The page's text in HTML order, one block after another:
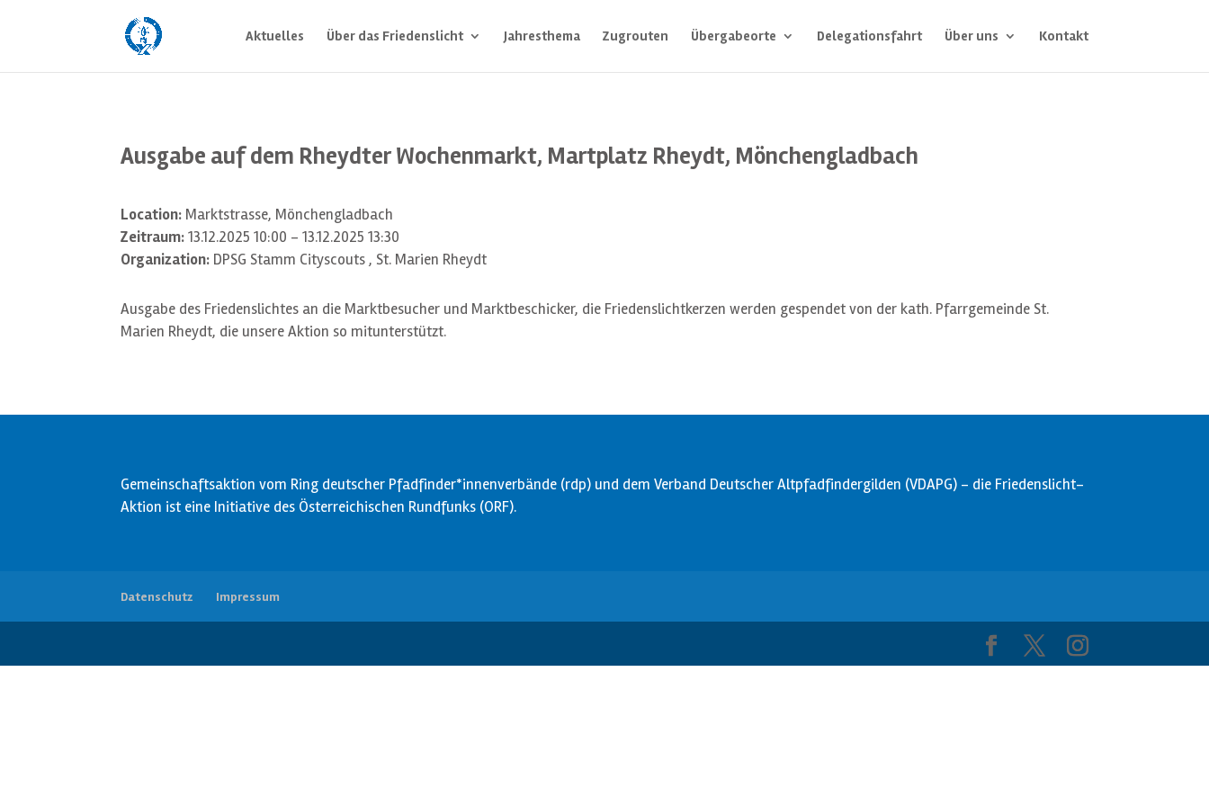
Aktuelles Über das Friedenslicht Jahresthema Zugrouten Übergabeorte Delegationsfahrt Über uns Kontakt
Ausgabe auf dem Rheydter Wochenmarkt, Martplatz Rheydt, Mönchengladbach
Location: Marktstrasse, Mönchengladbach
Zeitraum:13.12.2025 10:00 - 13.12.2025 13:30
Organization: DPSG Stamm Cityscouts , St. Marien Rheydt
Ausgabe des Friedenslichtes an die Marktbesucher und Marktbeschicker, die Friedenslichtkerzen werden gespendet von der kath. Pfarrgemeinde St.
Marien Rheydt, die unsere Aktion so mitunterstützt.
Gemeinschaftsaktion vom Ring deutscher Pfadfinder*innenverbände (rdp) und dem Verband Deutscher Altpfadfindergilden (VDAPG) - die Friedenslicht-
Aktion ist eine Initiative des Österreichischen Rundfunks (ORF).
Datenschutz Impressum